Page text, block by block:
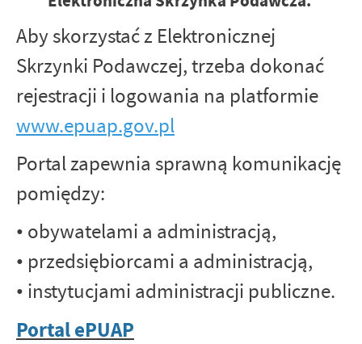
Aby skorzystać z Elektronicznej
Skrzynki Podawczej, trzeba dokonać
rejestracji i logowania na platformie
www.epuap.gov.pl
Portal zapewnia sprawną komunikację
pomiędzy:
• obywatelami a administracją,
• przedsiębiorcami a administracją,
• instytucjami administracji publiczne.
Portal ePUAP